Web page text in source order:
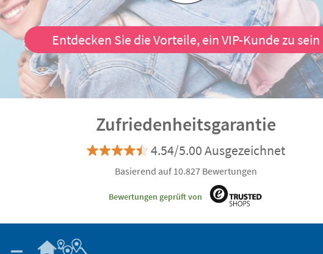
Entdecken Sie die Vorteile, ein VIP-Kunde zu sein
Zufriedenheitsgarantie
4.54/5.00 Ausgezeichnet
Basierend auf 10.827 Bewertungen
Bewertungen geprüft von